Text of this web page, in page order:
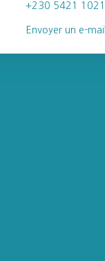
+230 5421 1021
Envoyer un e-mail